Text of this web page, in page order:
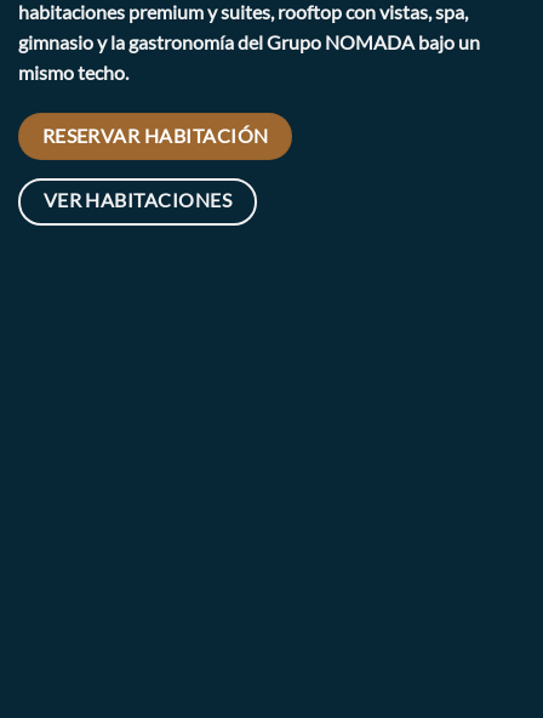
habitaciones premium y suites, rooftop con vistas, spa,
gimnasio y la gastronomía del Grupo NOMADA bajo un
mismo techo.
RESERVAR HABITACIÓN
VER HABITACIONES